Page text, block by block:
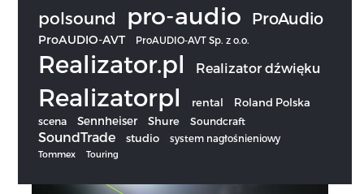
polsound pro-audio ProAudio
ProAUDIO-AVT ProAUDIO-AVT Sp. z o.o.
Realizator.pl Realizator dźwięku
Realizatorpl rental Roland Polska
scena Sennheiser Shure Soundcraft
SoundTrade studio system nagłośnieniowy
Tommex Touring